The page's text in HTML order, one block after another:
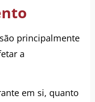
principalmente
a
em si, quanto